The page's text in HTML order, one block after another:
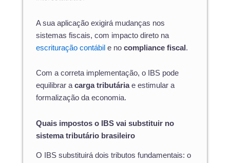
A sua aplicação exigirá mudanças nos
sistemas fiscais, com impacto direto na
escrituração contábil e no compliance fiscal .
Com a correta implementação, o IBS pode
equilibrar acarga tributáriae estimular a
formalização da economia.
Quais impostos o IBS vai substituir no
sistema tributário brasileiro
O IBS substituirá dois tributos fundamentais: o